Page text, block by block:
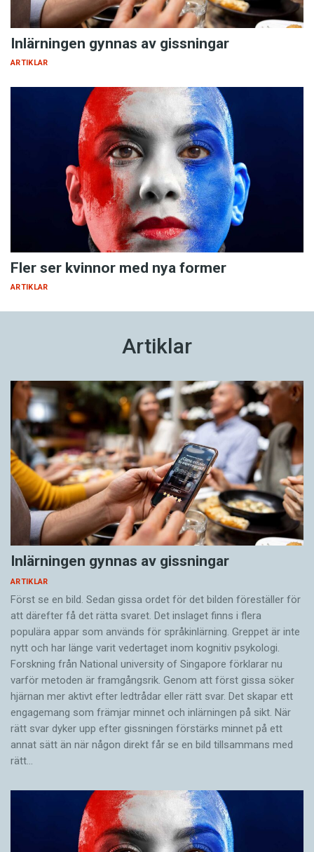
Inlärningen gynnas av gissningar
ARTIKLAR
Fler ser kvinnor med nya former
ARTIKLAR
Artiklar
Inlärningen gynnas av gissningar
ARTIKLAR
Först se en bild. Sedan gissa ordet för det bilden föreställer för
att därefter få det rätta svaret. Det inslaget finns i flera
populära appar som används för språkinlärning. Greppet är inte
nytt och har länge varit vedertaget inom kognitiv psykologi.
Forskning från National university of Singa­pore förklarar nu
varför metoden är framgångsrik. Genom att först gissa ­söker
hjärnan mer aktivt ­efter ledtrådar eller rätt svar. Det skapar ett
engagemang som främjar minnet och inlärningen på sikt. När
rätt svar dyker upp efter gissningen förstärks minnet på ett
annat sätt än när någon direkt får se en bild tillsammans med
rätt…